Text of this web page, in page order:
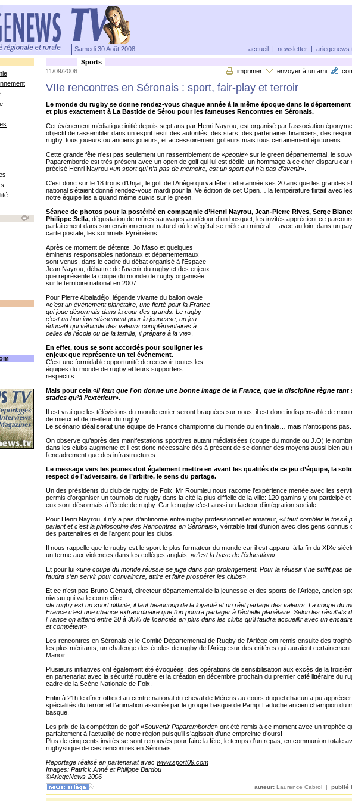
Samedi 30 Août 2008 accueil | newsletter | ariegenews
Sports
11/09/2006
imprimer envoyer à un ami
VIIe rencontres en Séronais : sport, fair-play et terroir
Le monde du rugby se donne rendez-vous chaque année à la même époque dans le département
et plus exactement à La Bastide de Sérou pour les fameuses Rencontres en Séronais.
Cet évènement médiatique initié depuis sept ans par Henri Nayrou, est organisé par l’association
objectif de rassembler dans un esprit festif des autorités, des stars, des partenaires financiers, des
rugby, tous joueurs ou anciens joueurs, et accessoirement golfeurs mais tous certainement épicuriens.
Cette grande fête n’est pas seulement un rassemblement de «people» sur le green départemental, le
Paparemborde est très présent avec un open de golf qui lui est dédié, un hommage à ce cher disparu car
précisé Henri Nayrou «un sport qui n’a pas de mémoire, est un sport qui n’a pas d’avenir».
C’est donc sur le 18 trous d’Unjat, le golf de l’Ariège qui va fêter cette année ses 20 ans que les grandes
national s’étaient donné rendez-vous mardi pour la IVe édition de cet Open… la température flirtait avec
notre équipe les a quand même suivis sur le green.
Séance de photos pour la postérité en compagnie d’Henri Nayrou, Jean-Pierre Rives, Serge
Philippe Sella, dégustation de mûres sauvages au détour d’un bosquet, les invités apprécient ce
parfaitement dans son environnement naturel où le végétal se mêle au minéral… avec au loin, dans un
carte postale, les sommets Pyrénéens.
Après ce moment de détente, Jo Maso et quelques
éminents responsables nationaux et départementaux
sont venus, dans le cadre du débat organisé à l’Espace
Jean Nayrou, débattre de l’avenir du rugby et des enjeux
que représente la coupe du monde de rugby organisée
sur le territoire national en 2007.
Pour Pierre Albaladéjo, légende vivante du ballon ovale
«c’est un évènement planétaire, une fierté pour la France
qui joue désormais dans la cour des grands. Le rugby
c’est un bon investissement pour la jeunesse, un jeu
éducatif qui véhicule des valeurs complémentaires à
celles de l’école ou de la famille, il prépare à la vie».
En effet, tous se sont accordés pour souligner les
enjeux que représente un tel évènement.
C’est une formidable opportunité de recevoir toutes les
équipes du monde de rugby et leurs supporters
respectifs.
Mais pour cela «il faut que l’on donne une bonne image de la France, que la discipline règne tant
stades qu’à l’extérieur».
Il est vrai que les télévisions du monde entier seront braquées sur nous, il est donc indispensable de
de mieux et de meilleur du rugby.
Le scénario idéal serait une équipe de France championne du monde ou en finale… mais n’anticipons pas.
On observe qu’après des manifestations sportives autant médiatisées (coupe du monde ou J.O) le
dans les clubs augmente et il est donc nécessaire dès à présent de se donner des moyens aussi bien au
l’encadrement que des infrastructures.
Le message vers les jeunes doit également mettre en avant les qualités de ce jeu d’équipe, la
respect de l’adversaire, de l’arbitre, le sens du partage.
Un des présidents du club de rugby de Foix, Mr Roumieu nous raconte l’expérience menée avec les
permis d’organiser un tournois de rugby dans la cité la plus difficile de la ville: 120 gamins y ont participé et
eux sont désormais à l’école de rugby. Car le rugby c’est aussi un facteur d’intégration sociale.
Pour Henri Nayrou, il n’y a pas d’antinomie entre rugby professionnel et amateur, «il faut combler le fossé
parlent et c’est la philosophie des Rencontres en Séronais», véritable trait d’union avec dles gens connus
des partenaires et de l’argent pour les clubs.
Il nous rappelle que le rugby est le sport le plus formateur du monde car il est apparu à la fin du XIXe
un terme aux violences dans les collèges anglais: «c’est la base de l’éducation».
Et pour lui «une coupe du monde réussie se juge dans son prolongement. Pour la réussir il ne suffit pas
faudra s’en servir pour convaincre, attire et faire prospérer les clubs».
Et ce n’est pas Bruno Génard, directeur départemental de la jeunesse et des sports de l’Ariège, ancien
niveau qui va le contredire:
«le rugby est un sport difficile, il faut beaucoup de la loyauté et un réel partage des valeurs. La coupe du
France c’est une chance extraordinaire que l’on pourra partager à l’échelle planétaire. Selon les résultats
France on attend entre 20 à 30% de licenciés en plus dans les clubs qu’il faudra accueillir avec un
et compétent».
Les rencontres en Séronais et le Comité Départemental de Rugby de l’Ariège ont remis ensuite des
les plus méritants, un challenge des écoles de rugby de l’Ariège sur des critères qui auraient
Manoir.
Plusieurs initiatives ont également été évoquées: des opérations de sensibilisation aux excès de la
en partenariat avec la sécurité routière et la création en décembre prochain du premier café littéraire du
cadre de la Scène Nationale de Foix.
Enfin à 21h le dîner officiel au centre national du cheval de Mérens au cours duquel chacun a pu apprécier
spécialités du terroir et l’animation assurée par le groupe basque de Pampi Laduche ancien champion du
basque.
Les prix de la compétiton de golf «Souvenir Paparemborde» ont été remis à ce moment avec un trophée
parfaitement à l’actualité de notre région puisqu’il s’agissait d’une empreinte d’ours!
Plus de cinq cents invités se sont retrouvés pour faire la fête, le temps d’un repas, en communion totale
rugbystique de ces rencontres en Séronais.
Reportage réalisé en partenariat avec www.sport09.com
Images: Patrick Anné et Philippe Bardou
©AriegeNews 2006
auteur: Laurence Cabrol | publié